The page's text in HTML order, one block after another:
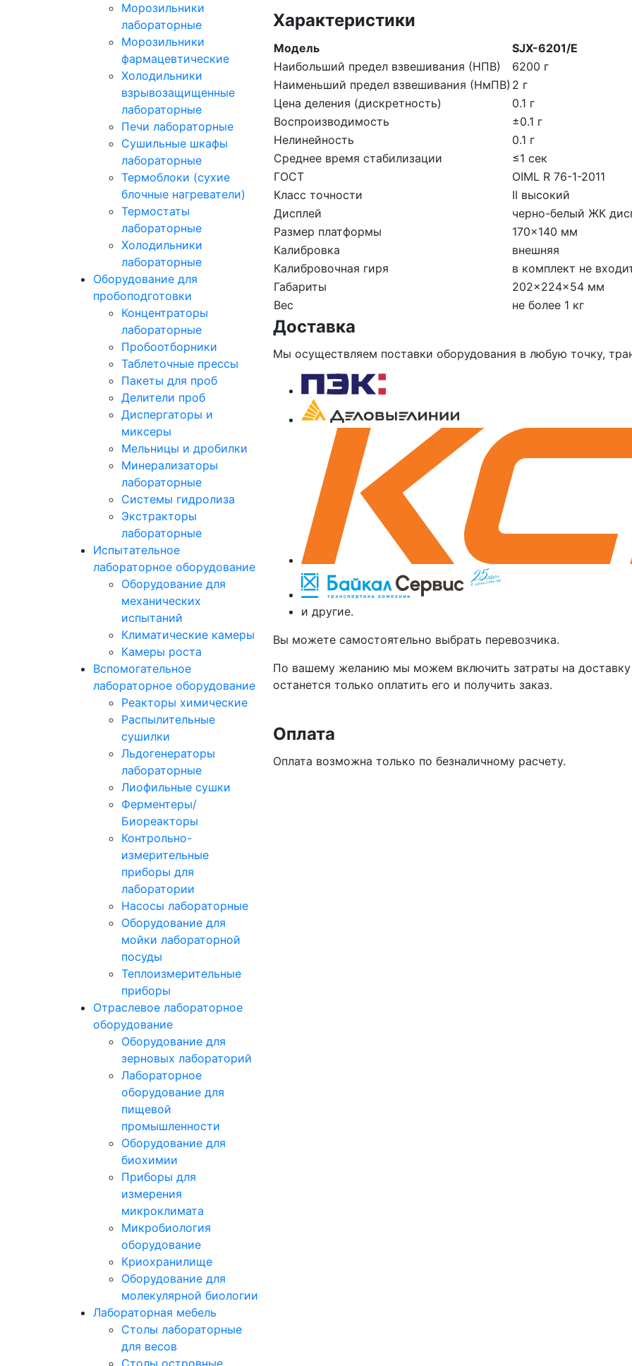
Морозильники
лабораторные
Морозильники
фармацевтические
Холодильники
взрывозащищенные
лабораторные
Печи лабораторные
Сушильные шкафы
лабораторные
Термоблоки (сухие
блочные нагреватели)
Термостаты
лабораторные
Холодильники
лабораторные
Оборудование для
пробоподготовки
Концентраторы
лабораторные
Пробоотборники
Таблеточные прессы
Пакеты для проб
Делители проб
Диспергаторы и
миксеры
Мельницы и дробилки
Минерализаторы
лабораторные
Системы гидролиза
Экстракторы
лабораторные
Испытательное
лабораторное оборудование
Оборудование для
механических
испытаний
Климатические камеры
Камеры роста
Вспомогательное
лабораторное оборудование
Реакторы химические
Распылительные
сушилки
Льдогенераторы
лабораторные
Лиофильные сушки
Ферментеры/
Биореакторы
Контрольно-
измерительные
приборы для
лаборатории
Насосы лабораторные
Оборудование для
мойки лабораторной
посуды
Теплоизмерительные
приборы
Отраслевое лабораторное
оборудование
Оборудование для
зерновых лабораторий
Лабораторное
оборудование для
пищевой
промышленности
Оборудование для
биохимии
Приборы для
измерения
микроклимата
Микробиология
оборудование
Криохранилище
Оборудование для
молекулярной биологии
Лабораторная мебель
Столы лабораторные
для весов
Столы островные
Характеристики
Модель
SJX-6201/E
Наибольший предел взвешивания (НПВ)
6200 г
Наименьший предел взвешивания (НмПВ) 2 г
Цена деления (дискретность)
0.1 г
Воспроизводимость
±0.1 г
Нелинейность
0.1 г
Среднее время стабилизации
≤1 сек
ГОСТ
OIML R 76-1-2011
Класс точности
II высокий
Дисплей
черно-белый ЖК
Размер платформы
170×140 мм
Калибровка
внешняя
Калибровочная гиря
в комплект не
Габариты
202×224×54 мм
Вес
не более 1 кг
Доставка
Мы осуществляем поставки оборудования в любую точку,
и другие.
Вы можете самостоятельно выбрать перевозчика.
По вашему желанию мы можем включить затраты на
останется только оплатить его и получить заказ.
Оплата
Оплата возможна только по безналичному расчету.